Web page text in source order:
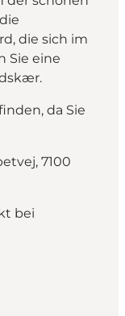
die sich im
Sie eine
da Sie
7100
bei